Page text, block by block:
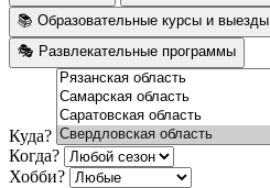
📚 Образовательные курсы и выезды
🎭 Развлекательные программы
Куда?
Когда?
Хобби?